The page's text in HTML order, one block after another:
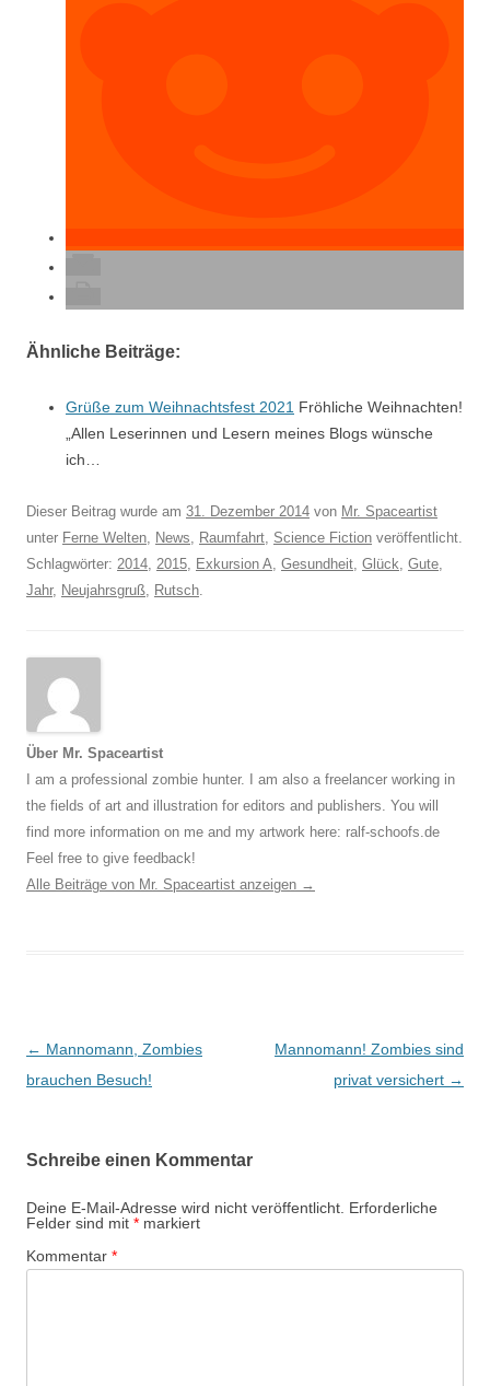
Ähnliche Beiträge:
Grüße zum Weihnachtsfest 2021 Fröhliche Weihnachten!
„Allen Leserinnen und Lesern meines Blogs wünsche
ich…
Dieser Beitrag wurde am 31. Dezember 2014 von Mr. Spaceartist
unter Ferne Welten, News, Raumfahrt, Science Fiction veröffentlicht.
Schlagwörter: 2014, 2015, Exkursion A, Gesundheit, Glück, Gute,
Jahr, Neujahrsgruß, Rutsch.
Über Mr. Spaceartist
I am a professional zombie hunter. I am also a freelancer working in
the fields of art and illustration for editors and publishers. You will
find more information on me and my artwork here: ralf-schoofs.de
Feel free to give feedback!
Alle Beiträge von Mr. Spaceartist anzeigen →
Beitragsnavigation
← Mannomann, Zombies
brauchen Besuch!
Mannomann! Zombies sind
privat versichert →
Schreibe einen Kommentar
Deine E-Mail-Adresse wird nicht veröffentlicht. Erforderliche
Felder sind mit * markiert
Kommentar *